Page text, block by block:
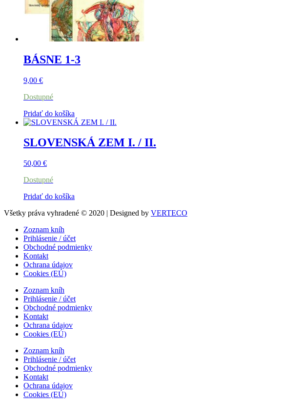
BÁSNE 1-3
9,00 €
Dostupné
Pridať do košíka
SLOVENSKÁ ZEM I. / II.
50,00 €
Dostupné
Pridať do košíka
Všetky práva vyhradené © 2020 | Designed by VERTECO
Zoznam kníh
Prihlásenie / účet
Obchodné podmienky
Kontakt
Ochrana údajov
Cookies (EÚ)
Zoznam kníh
Prihlásenie / účet
Obchodné podmienky
Kontakt
Ochrana údajov
Cookies (EÚ)
Zoznam kníh
Prihlásenie / účet
Obchodné podmienky
Kontakt
Ochrana údajov
Cookies (EÚ)